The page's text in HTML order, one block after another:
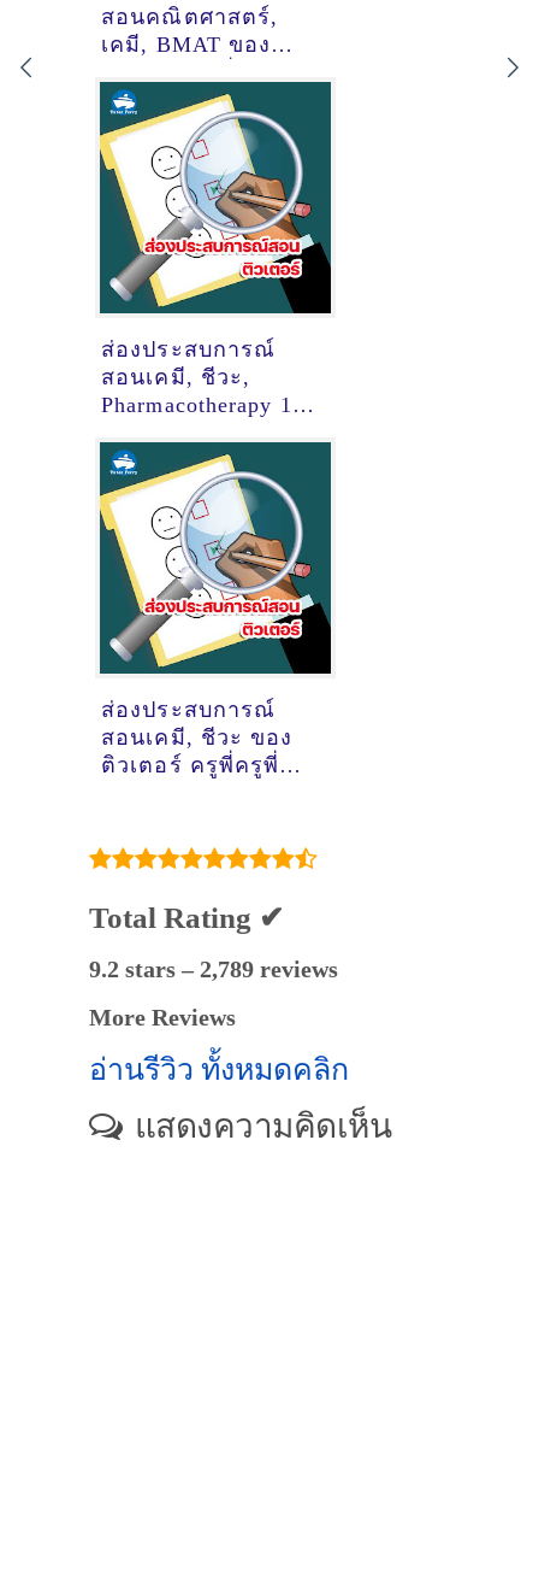
สอนคณิตศาสตร์,
เคมี, BMAT ของ
สลิตา ดีเมเยอร์
@มหาวิทยาลัยบูรพา
ส่องประสบการณ์
สอนเคมี, ชีวะ,
Pharmacotherapy 1
ม.ช.) ของติวเตอร์
ครูพี่รุจ รุจทิวัตถ์ ภว
ภูตานนท์ ณ
มหาสารคาม
@ออนไลน์
ส่องประสบการณ์
สอนเคมี, ชีวะ ของ
ติวเตอร์ ครูพี่ครูพี่ตี
Total Rating ✔
9.2 stars – 2,789 reviews
More Reviews
อ่านรีวิว ทั้งหมดคลิก
แสดงความคิดเห็น